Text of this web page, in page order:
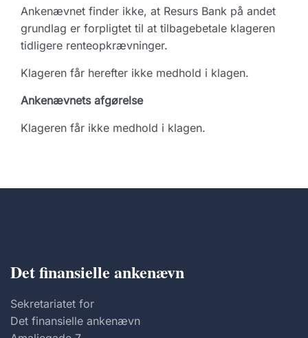
Ankenævnet finder ikke, at Resurs Bank på andet
grundlag er forpligtet til at tilbagebetale klageren
tidligere renteopkrævninger.
Klageren får herefter ikke medhold i klagen.
Ankenævnets afgørelse
Klageren får ikke medhold i klagen.
Det finansielle ankenævn
Sekretariatet for
Det finansielle ankenævn